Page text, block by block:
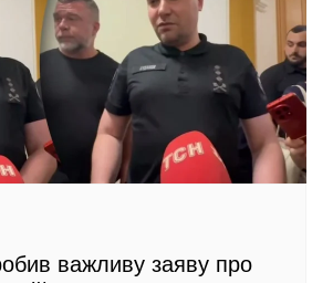
важливу заяву про